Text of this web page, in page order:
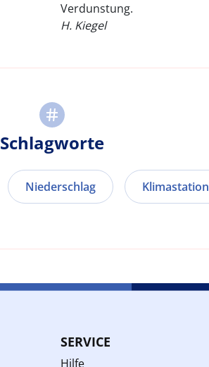
Verdunstung.
H. Kiegel
Schlagworte
Niederschlag Klimastation
SERVICE
Hilfe